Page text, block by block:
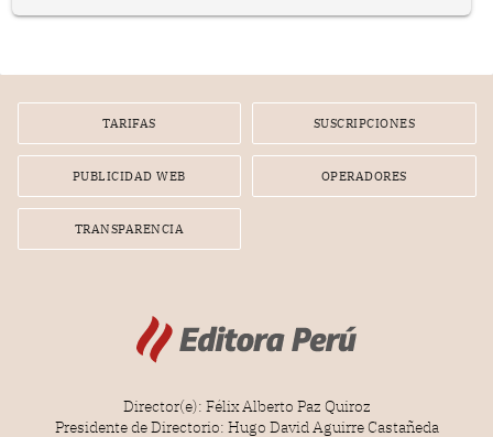
por la frustrada realización de un meet and greet con
TARIFAS SUSCRIPCIONES
PUBLICIDAD WEB OPERADORES
TRANSPARENCIA
Director(e): Félix Alberto Paz Quiroz
Presidente de Directorio: Hugo David Aguirre Castañeda